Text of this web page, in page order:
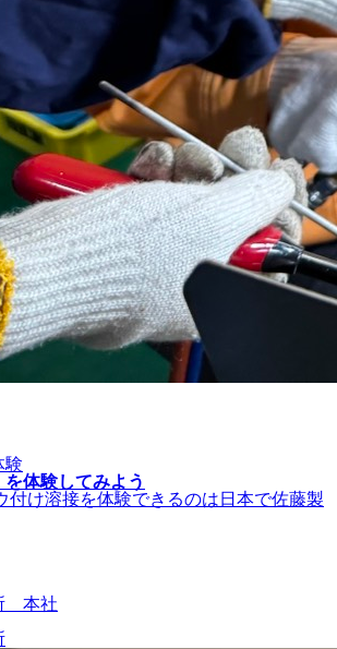
験
を体験してみよう
付け溶接を体験できるのは日本で佐藤製
本社